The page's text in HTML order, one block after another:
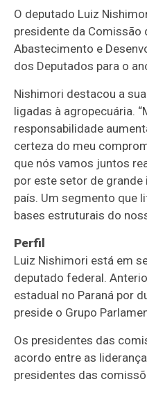
O deputado Luiz
presidente da Comissão
Abastecimento e
dos Deputados para o
Nishimori destacou a
ligadas à agropecuária.
responsabilidade
certeza do meu
que nós vamos juntos
por este setor de
país. Um segmento que
bases estruturais do
Perfil
Luiz Nishimori está em
deputado federal.
estadual no Paraná por
preside o Grupo
Os presidentes das
acordo entre as
presidentes das